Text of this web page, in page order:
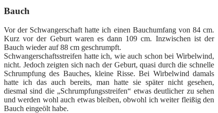
Bauch
Vor der Schwangerschaft hatte ich einen Bauchumfang von 84 cm.
Kurz vor der Geburt waren es dann 109 cm. Inzwischen ist der
Bauch wieder auf 88 cm geschrumpft.
Schwangerschaftsstreifen hatte ich, wie auch schon bei Wirbelwind,
nicht. Jedoch zeigten sich nach der Geburt, quasi durch die schnelle
Schrumpfung des Bauches, kleine Risse. Bei Wirbelwind damals
hatte ich das auch bereits, man hatte sie später nicht gesehen,
diesmal sind die „Schrumpfungsstreifen“ etwas deutlicher zu sehen
und werden wohl auch etwas bleiben, obwohl ich weiter fleißig den
Bauch eingeölt habe.